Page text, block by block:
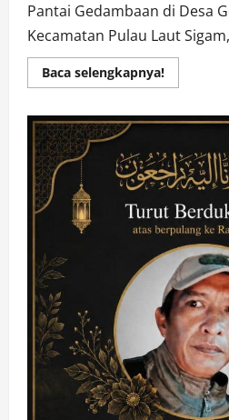
Pantai Gedambaan di Desa
Kecamatan Pulau Laut
Baca selengkapnya!Read
more
Jadi
Favorit
Wisata
Kotabaru